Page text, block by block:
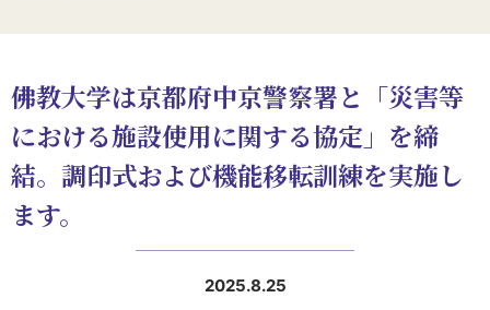
佛教大学は京都府中京警察署と「災害等
における施設使用に関する協定」を締
結。調印式および機能移転訓練を実施し
ます。
2025.8.25